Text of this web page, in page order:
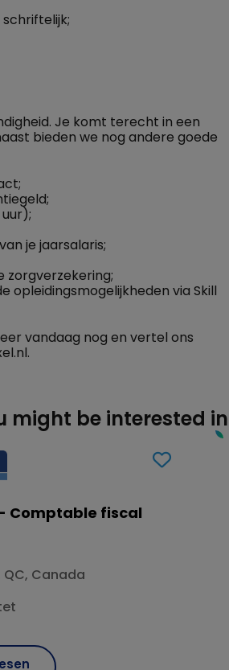
Je komt terecht in een
bieden we nog andere goede
je jaarsalaris;
zorgverzekering;
opleidingsmogelijkheden via Skill
vandaag nog en vertel ons
might be interested in
Comptable fiscal
Canada